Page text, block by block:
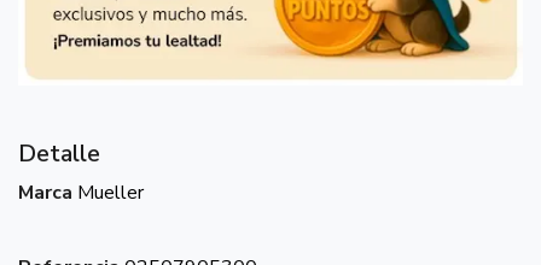
Detalle
Marca Mueller